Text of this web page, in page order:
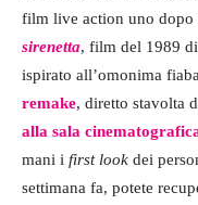
film live action uno dopo
sirenetta, film del 1989
ispirato all’omonima
remake, diretto stavolta
alla sala
mani i first look dei
settimana fa, potete